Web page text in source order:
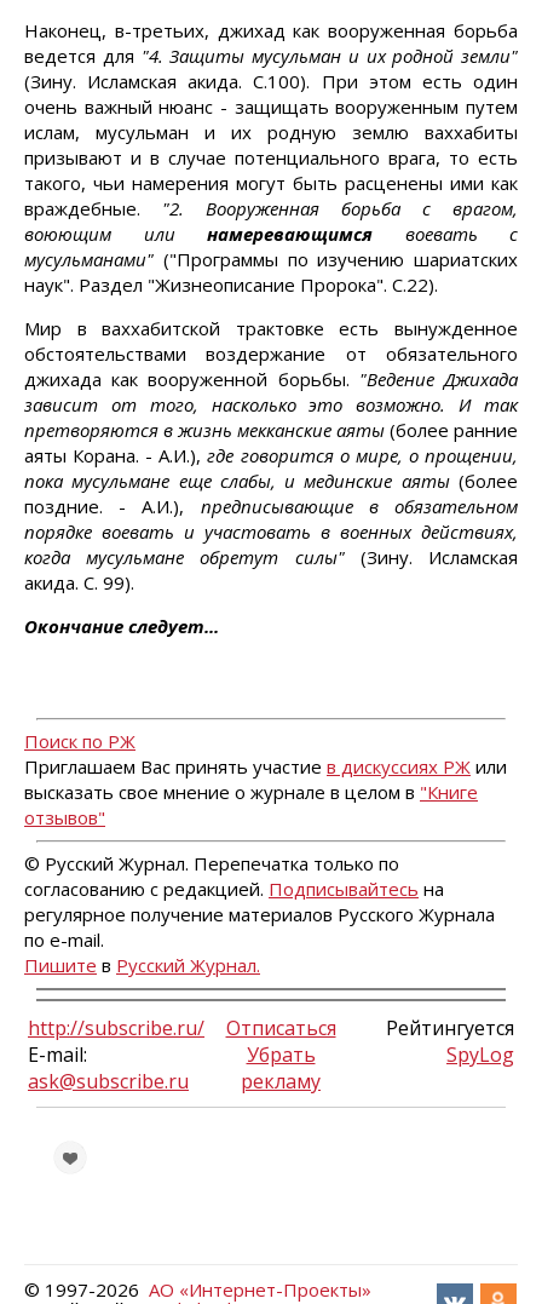
Наконец, в-третьих, джихад как вооруженная борьба
ведется для "4. Защиты мусульман и их родной земли"
(Зину. Исламская акида. С.100). При этом есть один
очень важный нюанс - защищать вооруженным путем
ислам, мусульман и их родную землю ваххабиты
призывают и в случае потенциального врага, то есть
такого, чьи намерения могут быть расценены ими как
враждебные. "2. Вооруженная борьба с врагом,
воюющим или намеревающимся воевать с
мусульманами" ("Программы по изучению шариатских
наук". Раздел "Жизнеописание Пророка". С.22).
Мир в ваххабитской трактовке есть вынужденное
обстоятельствами воздержание от обязательного
джихада как вооруженной борьбы. "Ведение Джихада
зависит от того, насколько это возможно. И так
претворяются в жизнь мекканские аяты (более ранние
аяты Корана. - А.И.),где говорится о мире, о прощении,
пока мусульмане еще слабы, и мединские аяты(более
поздние. - А.И.), предписывающие в обязательном
порядке воевать и участовать в военных действиях,
когда мусульмане обретут силы"(Зину. Исламская
акида. С. 99).
Окончание следует...
Поиск по РЖ
Приглашаем Вас принять участие в дискуссиях РЖ или
высказать свое мнение о журнале в целом в "Книге
отзывов"
© Русский Журнал. Перепечатка только по
согласованию с редакцией. Подписывайтесь на
регулярное получение материалов Русского Журнала
по e-mail.
Пишите в Русский Журнал.
http://subscribe.ru/
E-mail:
ask@subscribe.ru
Отписаться
Убрать
рекламу
Рейтингуется
SpyLog
© 1997-2026 АО «Интернет-Проекты»